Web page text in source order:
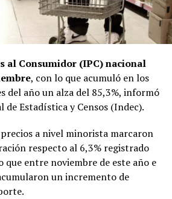
al Consumidor (IPC) nacional
, con lo que acumuló en los
del año un alza del 85,3%, informó
Estadística y Censos (Indec).
a nivel minorista marcaron
respecto al 6,3% registrado
entre noviembre de este año e
un incremento de